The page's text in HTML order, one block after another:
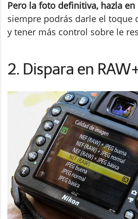
Pero la foto definitiva, hazla
siempre podrás darle el toque
y tener más control sobre le
2. Dispara en